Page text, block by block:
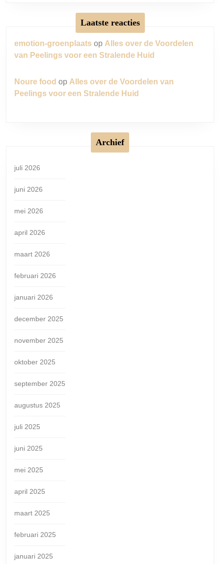
Laatste reacties
emotion-groenplaats op Alles over de Voordelen
van Peelings voor een Stralende Huid
Noure food op Alles over de Voordelen van
Peelings voor een Stralende Huid
Archief
juli 2026
juni 2026
mei 2026
april 2026
maart 2026
februari 2026
januari 2026
december 2025
november 2025
oktober 2025
september 2025
augustus 2025
juli 2025
juni 2025
mei 2025
april 2025
maart 2025
februari 2025
januari 2025